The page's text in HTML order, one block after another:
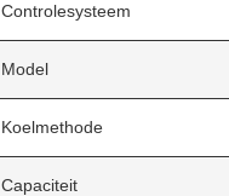
Controlesysteem
Model
Koelmethode
Capaciteit